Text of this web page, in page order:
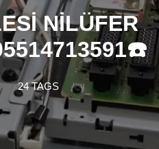
NILÜFER
24 TAGS